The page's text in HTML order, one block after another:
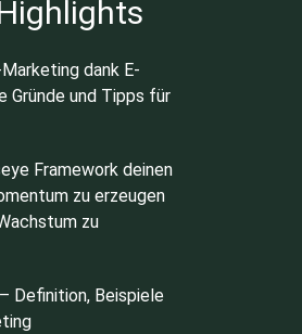
dank E-
Gründe und Tipps für
Framework deinen
zu erzeugen
zu
Definition, Beispiele